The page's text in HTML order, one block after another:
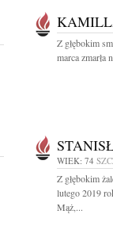
Z głębokim
marca zmarła
WIEK: 74
Z głębokim
lutego 2019
Mąż,...